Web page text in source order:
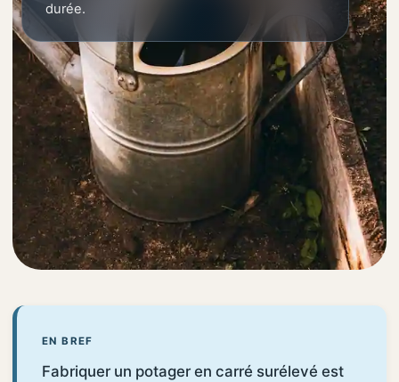
durée.
EN BREF
Fabriquer un potager en carré surélevé est